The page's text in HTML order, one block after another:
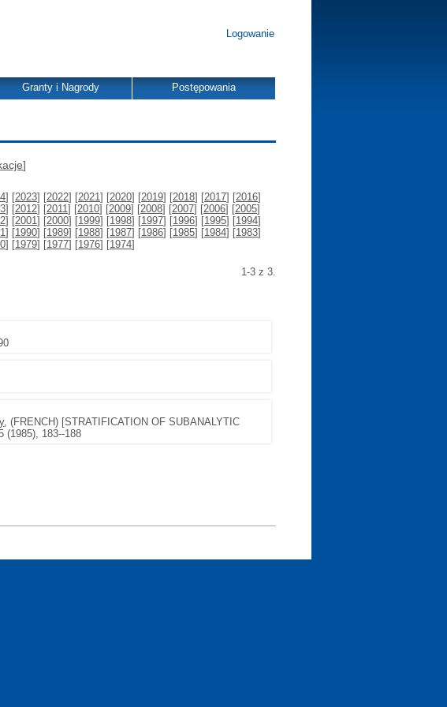
Logowanie
Granty i Nagrody Postępowania
]
] [2023] [2022] [2021] [2020] [2019] [2018] [2017] [2016]
] [2012] [2011] [2010] [2009] [2008] [2007] [2006] [2005]
] [2001] [2000] [1999] [1998] [1997] [1996] [1995] [1994]
] [1990] [1989] [1988] [1987] [1986] [1985] [1984] [1983]
] [1979] [1977] [1976] [1974]
1-3 z 3.
, (FRENCH) [STRATIFICATION OF SUBANALYTIC
(1985), 183--188